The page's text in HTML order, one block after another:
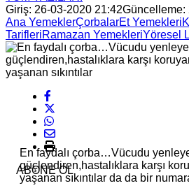
Giriş: 26-03-2020 21:42Güncelleme:
Ana YemeklerÇorbalarEt Yemekleri
TarifleriRamazan YemekleriYöresel
ABONE OL
En faydalı çorba…Vücudu
güçlendiren,hastalıklara karşı
yaşanan sıkıntılar da da bir